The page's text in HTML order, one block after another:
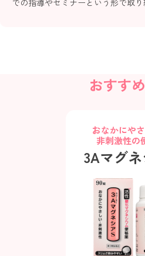
おすす
おなかにや
非刺激性の
3Aマグ